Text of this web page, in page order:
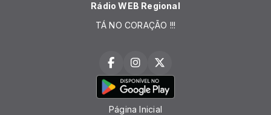
Rádio WEB Regional
TÁ NO CORAÇÃO !!!
Página Inicial